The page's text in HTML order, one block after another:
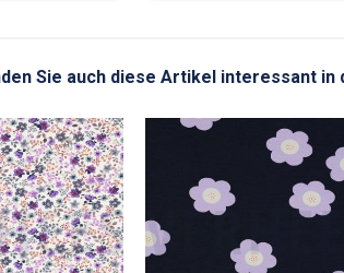
Sie auch diese Artikel interessant in